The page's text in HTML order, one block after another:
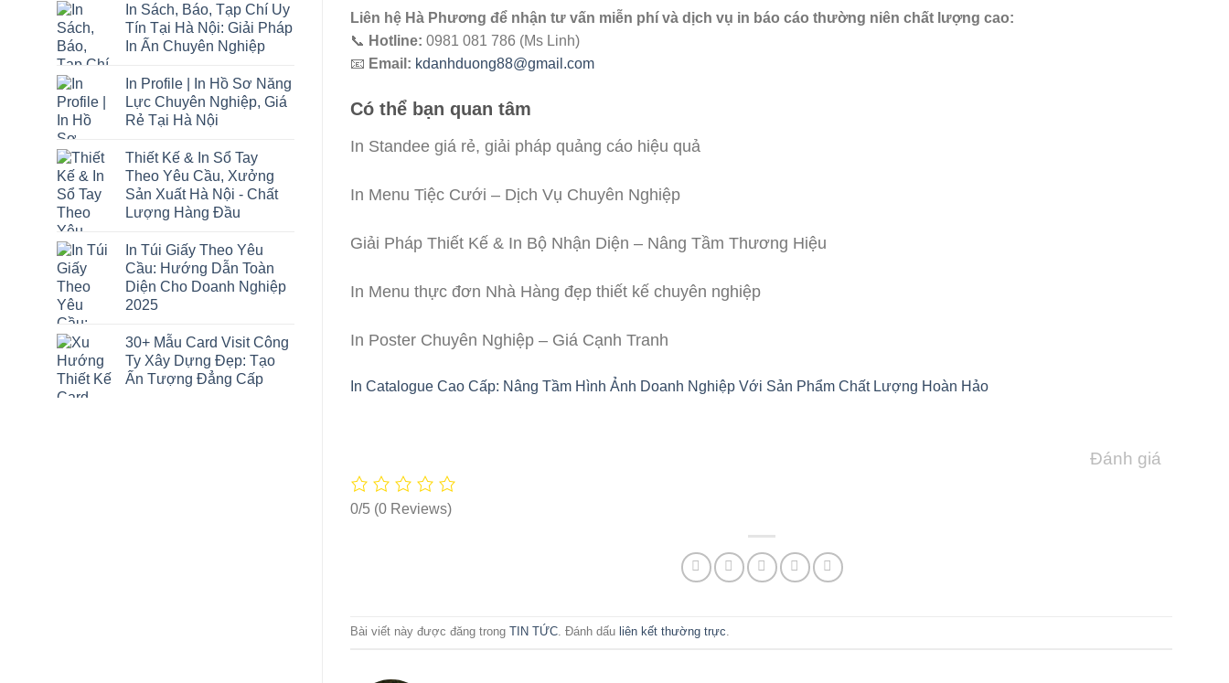
In Sách, Báo, Tạp Chí Uy
Tín Tại Hà Nội: Giải Pháp
In Ấn Chuyên Nghiệp
In Profile | In Hồ Sơ Năng
Lực Chuyên Nghiệp, Giá
Rẻ Tại Hà Nội
Thiết Kế & In Sổ Tay
Theo Yêu Cầu, Xưởng
Sản Xuất Hà Nội - Chất
Lượng Hàng Đầu
In Túi Giấy Theo Yêu
Cầu: Hướng Dẫn Toàn
Diện Cho Doanh Nghiệp
2025
30+ Mẫu Card Visit Công
Ty Xây Dựng Đẹp: Tạo
Ấn Tượng Đẳng Cấp
Liên hệ Hà Phương để nhận tư vấn miễn phí và dịch vụ in báo cáo thường niên chất lượng cao:
📞 Hotline: 0981 081 786 (Ms Linh)
📧 Email: kdanhduong88@gmail.com
Có thể bạn quan tâm
In Standee giá rẻ, giải pháp quảng cáo hiệu quả
In Menu Tiệc Cưới – Dịch Vụ Chuyên Nghiệp
Giải Pháp Thiết Kế & In Bộ Nhận Diện – Nâng Tầm Thương Hiệu
In Menu thực đơn Nhà Hàng đẹp thiết kế chuyên nghiệp
In Poster Chuyên Nghiệp – Giá Cạnh Tranh
In Catalogue Cao Cấp: Nâng Tầm Hình Ảnh Doanh Nghiệp Với Sản Phẩm Chất Lượng Hoàn Hảo
Đánh giá
0/5 (0 Reviews)
Bài viết này được đăng trong TIN TỨC. Đánh dấu liên kết thường trực.